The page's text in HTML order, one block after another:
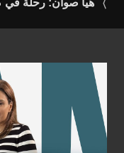
هيا صوان: رحلة في